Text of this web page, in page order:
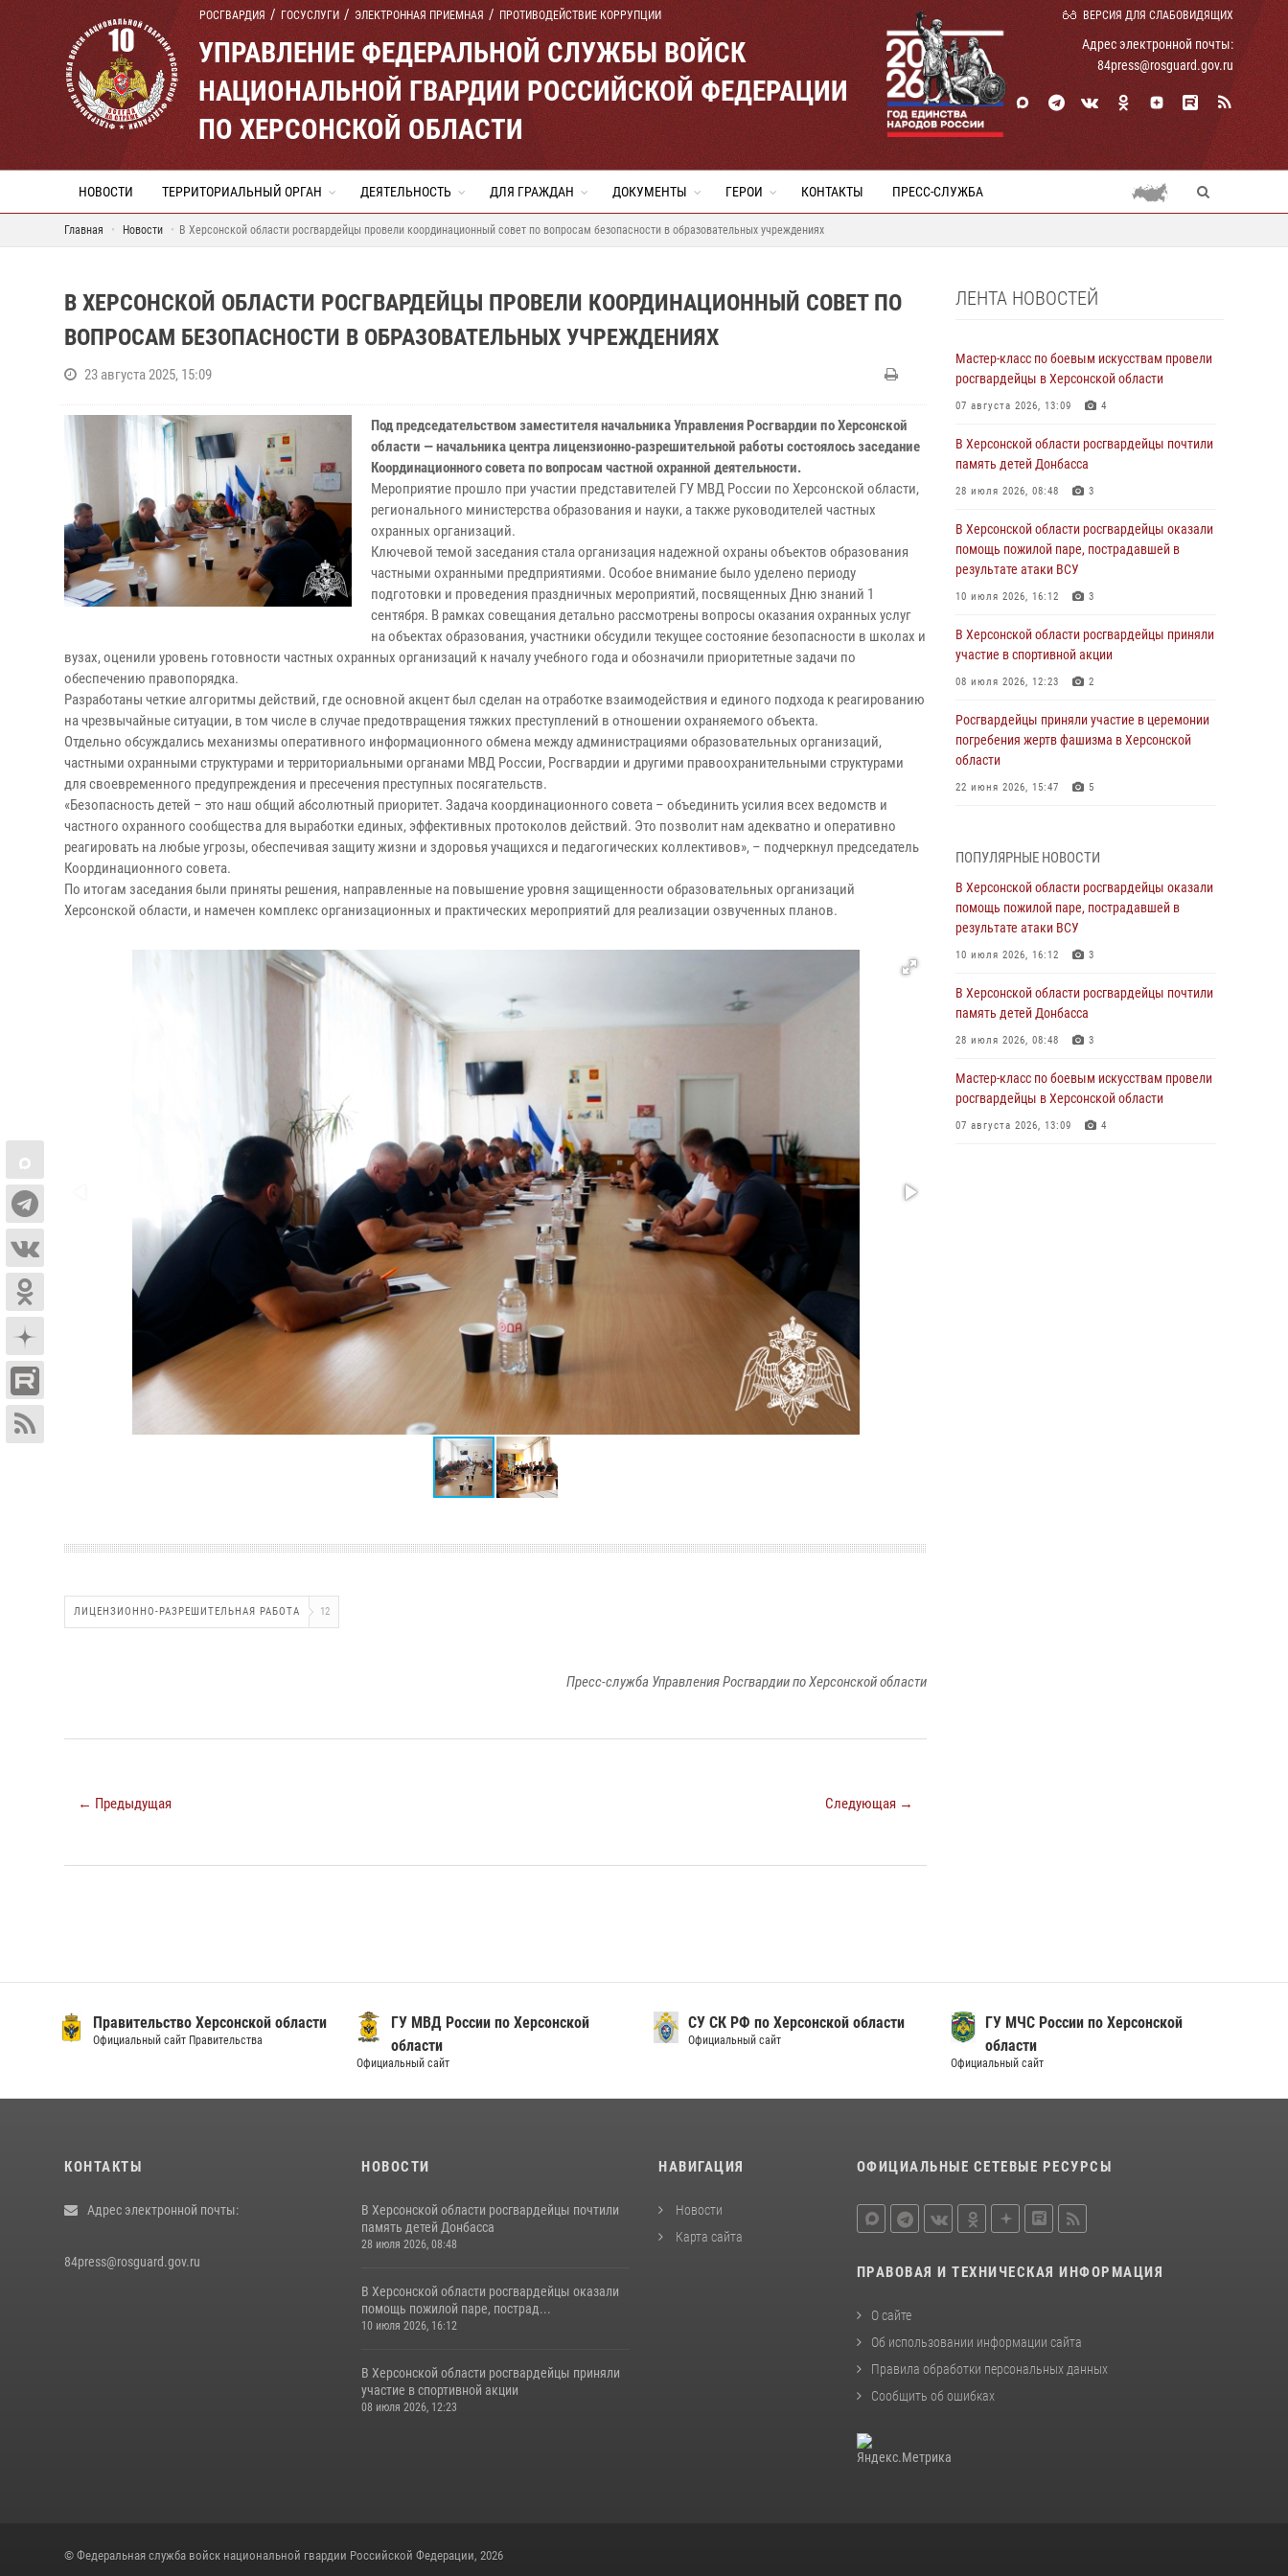
РОСГВАРДИЯ ГОСУСЛУГИ ЭЛЕКТРОННАЯ ПРИЕМНАЯ ПРОТИВОДЕЙСТВИЕ КОРРУПЦИИ ВЕРСИЯ ДЛЯ СЛАБОВИДЯЩИХ
УПРАВЛЕНИЕ ФЕДЕРАЛЬНОЙ СЛУЖБЫ ВОЙСК
НАЦИОНАЛЬНОЙ ГВАРДИИ РОССИЙСКОЙ ФЕДЕРАЦИИ
ПО ХЕРСОНСКОЙ ОБЛАСТИ
Адрес электронной почты:
84press@rosguard.gov.ru
НОВОСТИ ТЕРРИТОРИАЛЬНЫЙ ОРГАН ДЕЯТЕЛЬНОСТЬ ДЛЯ ГРАЖДАН ДОКУМЕНТЫ ГЕРОИ КОНТАКТЫ ПРЕСС-СЛУЖБА
Главная Новости В Херсонской области росгвардейцы провели координационный совет по вопросам безопасности в образовательных учреждениях
В ХЕРСОНСКОЙ ОБЛАСТИ РОСГВАРДЕЙЦЫ ПРОВЕЛИ КООРДИНАЦИОННЫЙ СОВЕТ ПО
ВОПРОСАМ БЕЗОПАСНОСТИ В ОБРАЗОВАТЕЛЬНЫХ УЧРЕЖДЕНИЯХ
23 августа 2025, 15:09
Под председательством заместителя начальника Управления Росгвардии по Херсонской
области — начальника центра лицензионно-разрешительной работы состоялось заседание
Координационного совета по вопросам частной охранной деятельности.
Мероприятие прошло при участии представителей ГУ МВД России по Херсонской области,
регионального министерства образования и науки, а также руководителей частных
охранных организаций.
Ключевой темой заседания стала организация надежной охраны объектов образования
частными охранными предприятиями. Особое внимание было уделено периоду
подготовки и проведения праздничных мероприятий, посвященных Дню знаний 1
сентября. В рамках совещания детально рассмотрены вопросы оказания охранных услуг
на объектах образования, участники обсудили текущее состояние безопасности в школах и
вузах, оценили уровень готовности частных охранных организаций к началу учебного года и обозначили приоритетные задачи по
обеспечению правопорядка.
Разработаны четкие алгоритмы действий, где основной акцент был сделан на отработке взаимодействия и единого подхода к реагированию
на чрезвычайные ситуации, в том числе в случае предотвращения тяжких преступлений в отношении охраняемого объекта.
Отдельно обсуждались механизмы оперативного информационного обмена между администрациями образовательных организаций,
частными охранными структурами и территориальными органами МВД России, Росгвардии и другими правоохранительными структурами
для своевременного предупреждения и пресечения преступных посягательств.
«Безопасность детей – это наш общий абсолютный приоритет. Задача координационного совета – объединить усилия всех ведомств и
частного охранного сообщества для выработки единых, эффективных протоколов действий. Это позволит нам адекватно и оперативно
реагировать на любые угрозы, обеспечивая защиту жизни и здоровья учащихся и педагогических коллективов», – подчеркнул председатель
Координационного совета.
По итогам заседания были приняты решения, направленные на повышение уровня защищенности образовательных организаций
Херсонской области, и намечен комплекс организационных и практических мероприятий для реализации озвученных планов.
ЛИЦЕНЗИОННО-РАЗРЕШИТЕЛЬНАЯ РАБОТА 12
Пресс-служба Управления Росгвардии по Херсонской области
← Предыдущая Следующая →
ЛЕНТА НОВОСТЕЙ
Мастер-класс по боевым искусствам провели
росгвардейцы в Херсонской области
07 августа 2026, 13:09 4
В Херсонской области росгвардейцы почтили
память детей Донбасса
28 июля 2026, 08:48 3
В Херсонской области росгвардейцы оказали
помощь пожилой паре, пострадавшей в
результате атаки ВСУ
10 июля 2026, 16:12 3
В Херсонской области росгвардейцы приняли
участие в спортивной акции
08 июля 2026, 12:23 2
Росгвардейцы приняли участие в церемонии
погребения жертв фашизма в Херсонской
области
22 июня 2026, 15:47 5
праздником
20 июня 2026, 21:30 4
Директор Росгвардии Герой России генерал
армии Виктор Золотов поздравил
ведомства с Днём медицинского работника
20 июня 2026, 21:01
области заняли первое место на
международных соревнованиях
18 июня 2026, 11:46 4
ПОПУЛЯРНЫЕ НОВОСТИ
В Херсонской области росгвардейцы оказали
помощь пожилой паре, пострадавшей в
результате атаки ВСУ
10 июля 2026, 16:12 3
В Херсонской области росгвардейцы почтили
память детей Донбасса
28 июля 2026, 08:48 3
Мастер-класс по боевым искусствам провели
росгвардейцы в Херсонской области
07 августа 2026, 13:09 4
Правительство Херсонской области
Официальный сайт Правительства
ГУ МВД России по Херсонской
области
Официальный сайт
СУ СК РФ по Херсонской области
Официальный сайт
ГУ МЧС России по Херсонской
области
Официальный сайт
КОНТАКТЫ
Адрес электронной почты:
84press@rosguard.gov.ru
НОВОСТИ
В Херсонской области росгвардейцы почтили
память детей Донбасса
28 июля 2026, 08:48
В Херсонской области росгвардейцы оказали
помощь пожилой паре, пострад...
10 июля 2026, 16:12
В Херсонской области росгвардейцы приняли
участие в спортивной акции
08 июля 2026, 12:23
НАВИГАЦИЯ
Новости
Карта сайта
ОФИЦИАЛЬНЫЕ СЕТЕВЫЕ РЕСУРСЫ
ПРАВОВАЯ И ТЕХНИЧЕСКАЯ ИНФОРМАЦИЯ
О сайте
Об использовании информации сайта
Правила обработки персональных данных
Сообщить об ошибках
© Федеральная служба войск национальной гвардии Российской Федерации, 2026